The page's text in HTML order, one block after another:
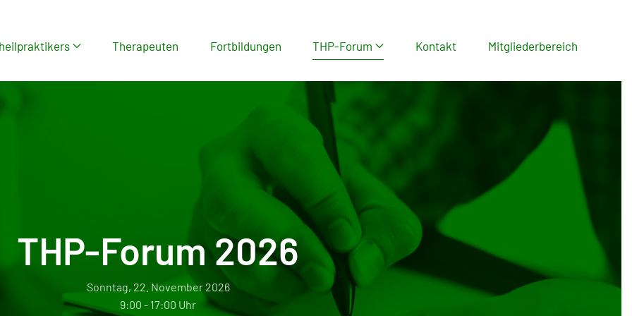
Therapeuten Fortbildungen THP-Forum Kontakt Mitgliederbereich
THP-Forum 2026
Sonntag, 22. November 2026
9:00 - 17:00 Uhr